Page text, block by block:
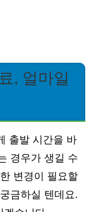
, 얼마일
출발 시간을 바
경우가 생길 수
변경이 필요할
금하실 텐데요.